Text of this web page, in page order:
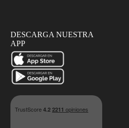
DESCARGA NUESTRA
APP